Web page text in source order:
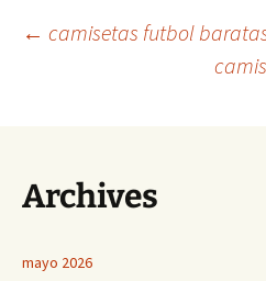
entradas
← camisetas futbol
Archives
mayo 2026